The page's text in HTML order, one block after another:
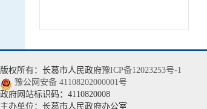
矿业权出让信息
地质灾害预防和治理
版权所有：长葛市人民政府豫ICP备12023253号-1
豫公网安备 41108202000001号
政府网站标识码：4110820008
主办单位：长葛市人民政府办公室